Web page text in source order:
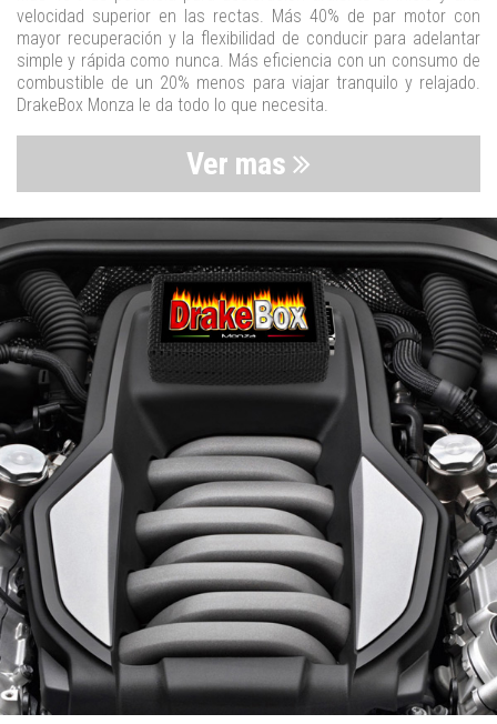
velocidad superior en las rectas. Más 40% de par motor con
mayor recuperación y la flexibilidad de conducir para adelantar
simple y rápida como nunca. Más eficiencia con un consumo de
combustible de un 20% menos para viajar tranquilo y relajado.
DrakeBox Monza le da todo lo que necesita.
Ver mas